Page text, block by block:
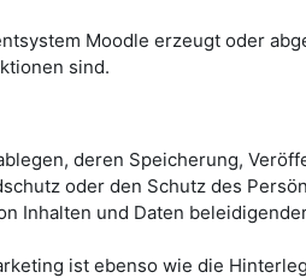
Moodle erzeugt oder
sind.
deren Speicherung,
oder den Schutz des
Inhalten und Daten
ist ebenso wie die